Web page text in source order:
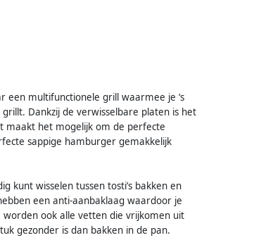
een multifunctionele grill waarmee je ‘s
grillt. Dankzij de verwisselbare platen is het
maakt het mogelijk om de perfecte
sappige hamburger gemakkelijk
kunt wisselen tussen tosti’s bakken en
een anti-aanbaklaag waardoor je
ook alle vetten die vrijkomen uit
gezonder is dan bakken in de pan.